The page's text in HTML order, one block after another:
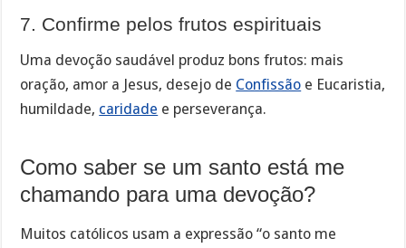
7. Confirme pelos frutos espirituais
Uma devoção saudável produz bons frutos: mais
oração, amor a Jesus, desejo de Confissão e Eucaristia,
humildade, caridade e perseverança.
Como saber se um santo está me
chamando para uma devoção?
Muitos católicos usam a expressão “o santo me